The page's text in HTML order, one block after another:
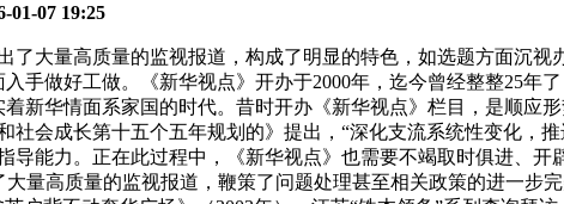
01-07 19:25
大量高质量的监视报道，构成了明显的特色，如选题方面沉视
手做好工做。《新华视点》开办于2000年，迄今曾经整整25
新华情面系家国的时代。昔时开办《新华视点》栏目，是顺应
社会成长第十五个五年规划的》提出，“深化支流系统性变化，
导能力。正在此过程中，《新华视点》也需要不竭取时俱进、
量高质量的监视报道，鞭策了问题处理甚至相关政策的进一